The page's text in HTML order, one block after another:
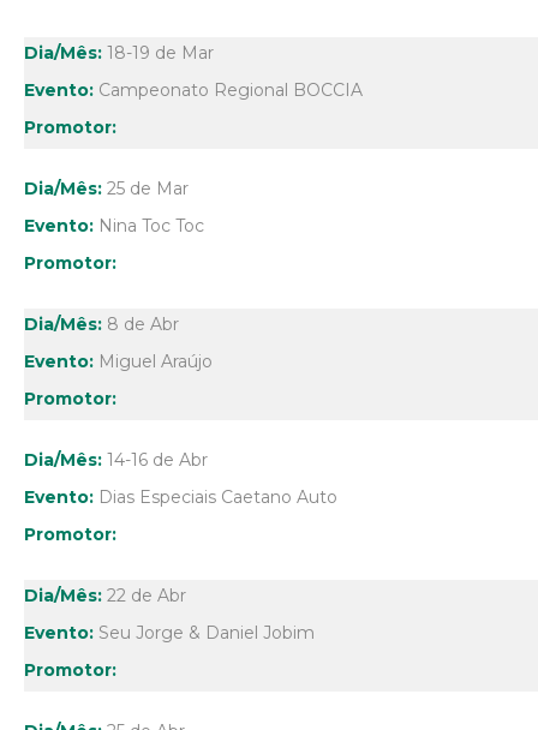
18-19 de Mar
Campeonato Regional BOCCIA
25 de Mar
Nina Toc Toc
8 de Abr
Miguel Araújo
14-16 de Abr
Dias Especiais Caetano Auto
22 de Abr
Seu Jorge & Daniel Jobim